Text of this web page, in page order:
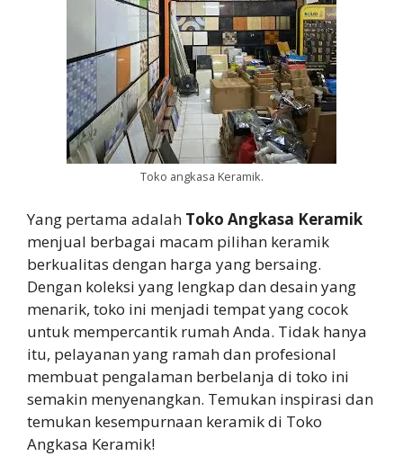
Toko angkasa Keramik.
Yang pertama adalah Toko Angkasa Keramik
menjual berbagai macam pilihan keramik
berkualitas dengan harga yang bersaing.
Dengan koleksi yang lengkap dan desain yang
menarik, toko ini menjadi tempat yang cocok
untuk mempercantik rumah Anda. Tidak hanya
itu, pelayanan yang ramah dan profesional
membuat pengalaman berbelanja di toko ini
semakin menyenangkan. Temukan inspirasi dan
temukan kesempurnaan keramik di Toko
Angkasa Keramik!